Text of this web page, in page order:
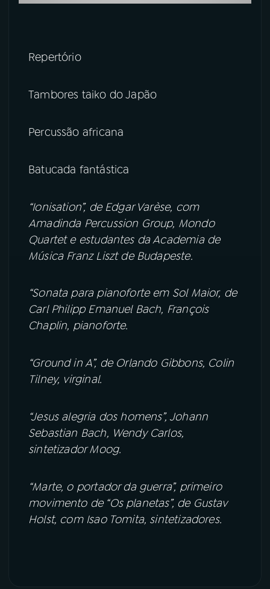
Repertório
Tambores taiko do Japão
Percussão africana
Batucada fantástica
“Ionisation”, de Edgar Varèse, com
Amadinda Percussion Group, Mondo
Quartet e estudantes da Academia de
Música Franz Liszt de Budapeste.
“Sonata para pianoforte em Sol Maior, de
Carl Philipp Emanuel Bach, François
Chaplin, pianoforte.
“Ground in A”, de Orlando Gibbons, Colin
Tilney, virginal.
“Jesus alegria dos homens”, Johann
Sebastian Bach, Wendy Carlos,
sintetizador Moog.
“Marte, o portador da guerra”, primeiro
movimento de “Os planetas”, de Gustav
Holst, com Isao Tomita, sintetizadores.